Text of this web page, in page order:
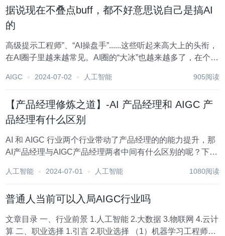
据说现在不叠点buff，都不好意思说自己是搞AI
的
高级提示工程师”、“AI操盘手”......这些听起来高大上的头衔，
在AI圈子里越来越常见。AI圈的“大冰”也越来越多了，在个人
buff，都不好意思说自己是搞AI的。 但你有没有想过，这些
AIGC 2024-07-02 人工智能 905阅读
【产品经理修炼之道】-AI 产品经理和 AIGC 产
品经理有什么区别
AI 和 AIGC 行业两个行业带动了产品经理的的能力提升，那
AI产品经理与AIGC产品经理两者中间有什么区别的呢？下面
行业，也带动了产品经理能力的升级和迭代。我们可以从各
人工智能 2024-07-01 人工智能 1080阅读
普通人当前可以入局AIGC行业吗
文章目录 一、行业前景 1.人工智能 2.大数据 3.物联网 4.云计
算 二、职业选择 1.引言 2.职业选择 （1）机器学习工程师